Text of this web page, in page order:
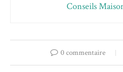
Conseils
0 commentaire